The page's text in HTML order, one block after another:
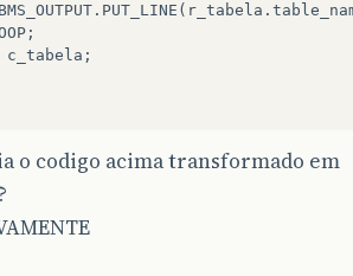
. PUT_LINE ( r_tabela .
;
c_tabela ;
o codigo acima transformado em